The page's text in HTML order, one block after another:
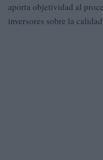
aporta objetividad al
inversores sobre la